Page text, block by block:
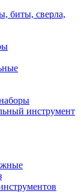
биты, сверла,
инструмент